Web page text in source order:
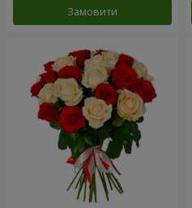
Замовити